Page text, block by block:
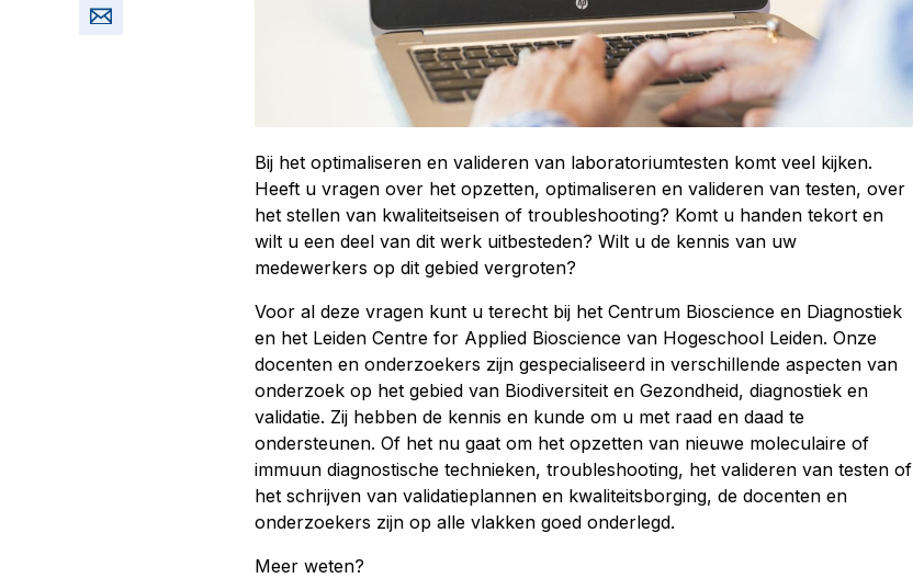
Bij het optimaliseren en valideren van laboratoriumtesten komt veel kijken.
Heeft u vragen over het opzetten, optimaliseren en valideren van testen, over
het stellen van kwaliteitseisen of troubleshooting? Komt u handen tekort en
wilt u een deel van dit werk uitbesteden? Wilt u de kennis van uw
medewerkers op dit gebied vergroten?
Voor al deze vragen kunt u terecht bij het Centrum Bioscience en Diagnostiek
en het Leiden Centre for Applied Bioscience van Hogeschool Leiden. Onze
docenten en onderzoekers zijn gespecialiseerd in verschillende aspecten van
onderzoek op het gebied van Biodiversiteit en Gezondheid, diagnostiek en
validatie. Zij hebben de kennis en kunde om u met raad en daad te
ondersteunen. Of het nu gaat om het opzetten van nieuwe moleculaire of
immuun diagnostische technieken, troubleshooting, het valideren van testen of
het schrijven van validatieplannen en kwaliteitsborging, de docenten en
onderzoekers zijn op alle vlakken goed onderlegd.
Meer weten?